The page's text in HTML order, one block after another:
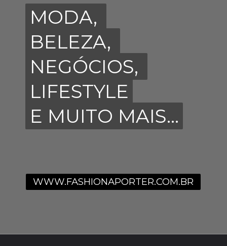
WWW.FASHIONAPORTER.COM.BR
MODA,
BELEZA,
NEGÓCIOS,
LIFESTYLE
E MUITO MAIS...
MODA,
BELEZA,
NEGÓCIOS,
LIFESTYLE
E MUITO MAIS...